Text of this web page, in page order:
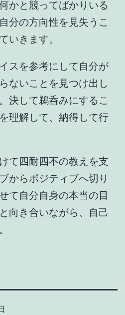
かと競ってばかりいる
分の方向性を見失うこ
いきます。
スを参考にして自分が
ないことを見つけ出し
決して鵜呑みにするこ
理解して、納得して行
て四耐四不の教えを支
からポジティブへ切り
て自分自身の本当の目
向き合いながら、自己